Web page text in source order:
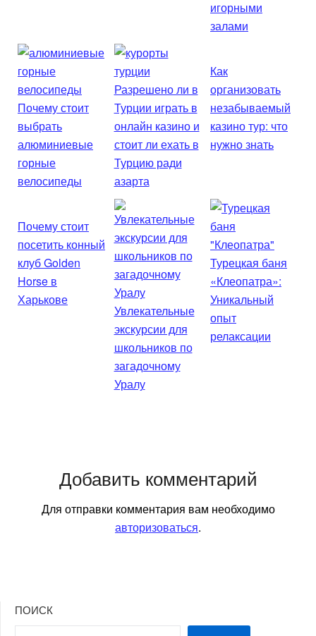
игорными
залами
Почему стоит
выбрать
алюминиевые
горные
велосипеды
Разрешено ли в
Турции играть в
онлайн казино и
стоит ли ехать в
Турцию ради
азарта
Как
организовать
незабываемый
казино тур: что
нужно знать
Почему стоит
посетить конный
клуб Golden
Horse в
Харькове
Увлекательные
экскурсии для
школьников по
загадочному
Уралу
Турецкая баня
«Клеопатра»:
Уникальный
опыт
релаксации
Добавить комментарий
Для отправки комментария вам необходимо
авторизоваться.
ПОИСК